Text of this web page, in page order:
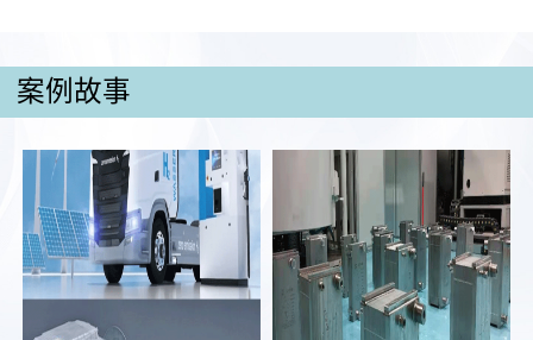
案例故事